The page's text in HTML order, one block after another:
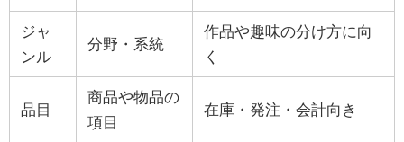
ジャ
ンル
分野・系統
作品や趣味の分け方に向
く
品目
商品や物品の
項目
在庫・発注・会計向き